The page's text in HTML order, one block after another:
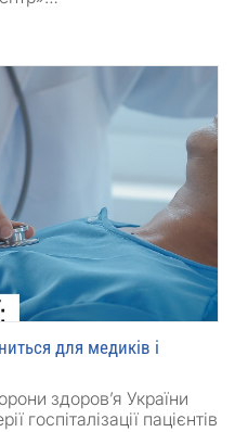
для медиків і
здоров’я України
госпіталізації пацієнтів